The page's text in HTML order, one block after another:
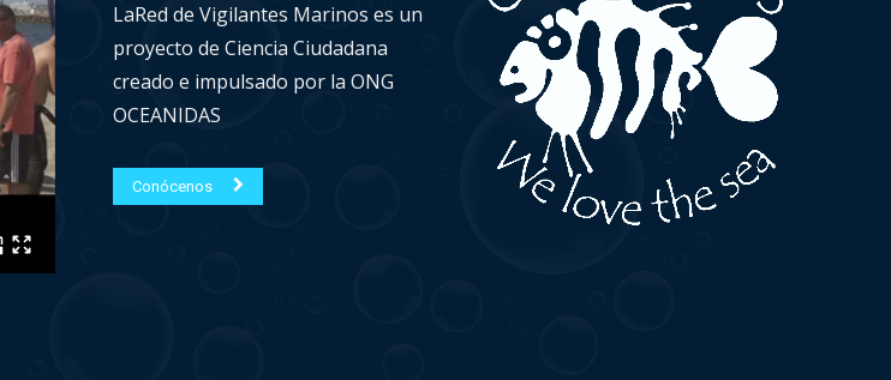
LaRed de Vigilantes Marinos es un
proyecto de Ciencia Ciudadana
creado e impulsado por la ONG
OCEANIDAS
Conócenos